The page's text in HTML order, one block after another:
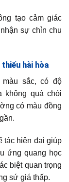
tạo cảm giác
sự chỉn chu
hài hòa
sắc, có độ
không quá chói
có màu đồng
tác hiện đại giúp
ứng quang học
biệt quan trọng
sứ giá thấp.